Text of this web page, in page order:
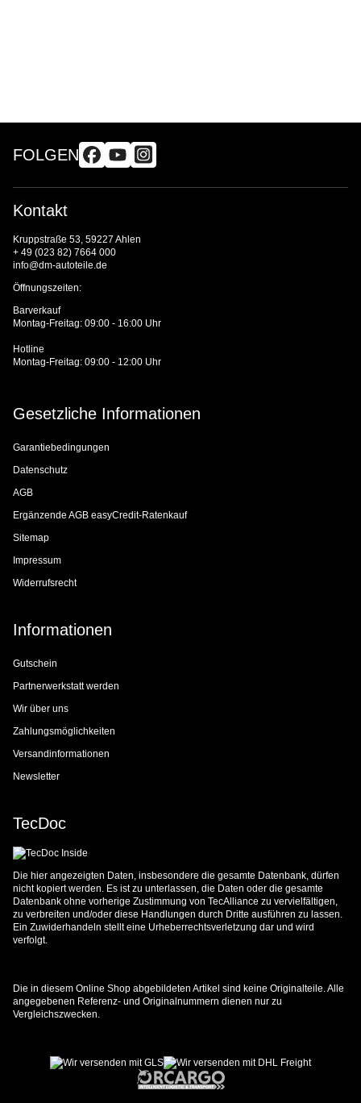
FOLGEN
Kontakt
Kruppstraße 53, 59227 Ahlen
+ 49 (023 82) 7664 000
info@dm-autoteile.de
Öffnungszeiten:
Barverkauf
Montag-Freitag: 09:00 - 16:00 Uhr
Hotline
Montag-Freitag: 09:00 - 12:00 Uhr
Gesetzliche Informationen
Garantiebedingungen
Datenschutz
AGB
Ergänzende AGB easyCredit-Ratenkauf
Sitemap
Impressum
Widerrufsrecht
Informationen
Gutschein
Partnerwerkstatt werden
Wir über uns
Zahlungsmöglichkeiten
Versandinformationen
Newsletter
TecDoc
Die hier angezeigten Daten, insbesondere die gesamte Datenbank, dürfen
nicht kopiert werden. Es ist zu unterlassen, die Daten oder die gesamte
Datenbank ohne vorherige Zustimmung von TecAlliance zu vervielfältigen,
zu verbreiten und/oder diese Handlungen durch Dritte ausführen zu lassen.
Ein Zuwiderhandeln stellt eine Urheberrechtsverletzung dar und wird
verfolgt.
Die in diesem Online Shop abgebildeten Artikel sind keine Originalteile. Alle
angegebenen Referenz- und Originalnummern dienen nur zu
Vergleichszwecken.